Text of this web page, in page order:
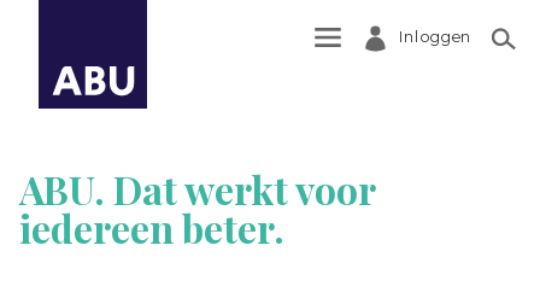
Inloggen
ABU. Dat werkt voor
iedereen beter.